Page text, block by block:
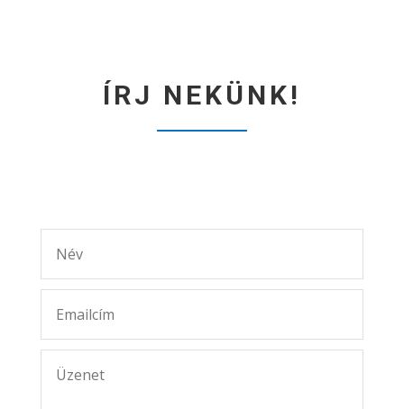
ÍRJ NEKÜNK!